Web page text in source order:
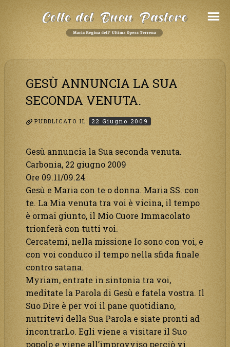
GESÙ ANNUNCIA LA SUA
SECONDA VENUTA.
PUBBLICATO IL 22 Giugno 2009
Gesù annuncia la Sua seconda venuta.
Carbonia, 22 giugno 2009
Ore 09.11/09.24
Gesù e Maria con te o donna. Maria SS. con
te. La Mia venuta tra voi è vicina, il tempo
è ormai giunto, il Mio Cuore Immacolato
trionferà con tutti voi.
Cercatemi, nella missione Io sono con voi, e
con voi conduco il tempo nella sfida finale
contro satana.
Myriam, entrate in sintonia tra voi,
meditate la Parola di Gesù e fatela vostra. Il
Suo Dire è per voi il pane quotidiano,
nutritevi della Sua Parola e siate pronti ad
incontrarLo. Egli viene a visitare il Suo
popolo e viene all’improvviso perciò vi